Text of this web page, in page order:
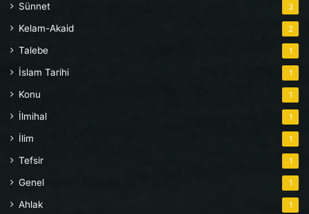
Sünnet 3
Kelam-Akaid 2
Talebe 1
İslam Tarihi 1
Konu 1
İlmihal 1
İlim 1
Tefsir 1
Genel 1
Ahlak 1